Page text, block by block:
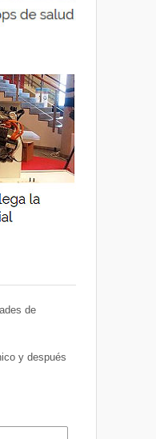
de
y después